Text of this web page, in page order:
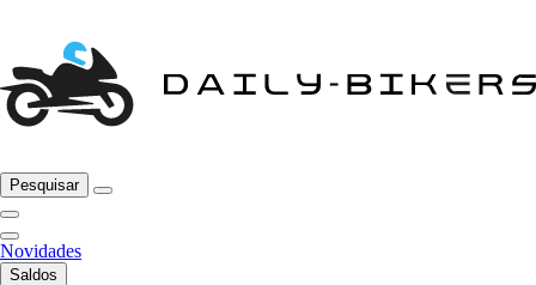
Pesquisar
Novidades
Saldos